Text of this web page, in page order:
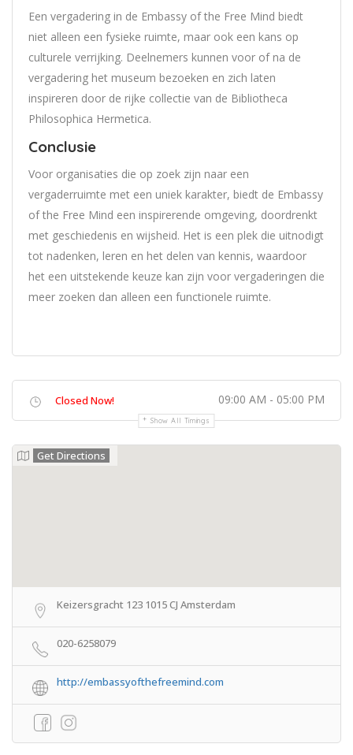
Een vergadering in de Embassy of the Free Mind biedt
niet alleen een fysieke ruimte, maar ook een kans op
culturele verrijking. Deelnemers kunnen voor of na de
vergadering het museum bezoeken en zich laten
inspireren door de rijke collectie van de Bibliotheca
Philosophica Hermetica.
Conclusie
Voor organisaties die op zoek zijn naar een
vergaderruimte met een uniek karakter, biedt de Embassy
of the Free Mind een inspirerende omgeving, doordrenkt
met geschiedenis en wijsheid. Het is een plek die uitnodigt
tot nadenken, leren en het delen van kennis, waardoor
het een uitstekende keuze kan zijn voor vergaderingen die
meer zoeken dan alleen een functionele ruimte.
Closed Now! 09:00 AM - 05:00 PM
Show All Timings
Get Directions
Keizersgracht 123 1015 CJ Amsterdam
020-6258079
http://embassyofthefreemind.com